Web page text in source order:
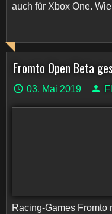
auch für Xbox One.
Fromto Open Beta
03. Mai 2019
Racing-Games Fromto